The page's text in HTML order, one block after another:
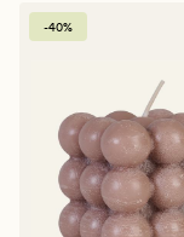
-40%